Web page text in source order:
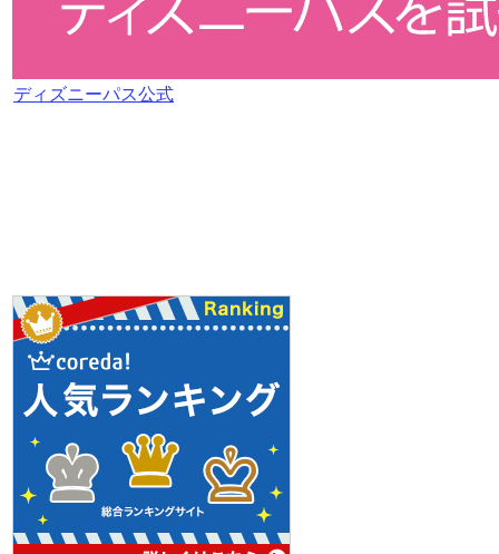
ディズニーパス公式